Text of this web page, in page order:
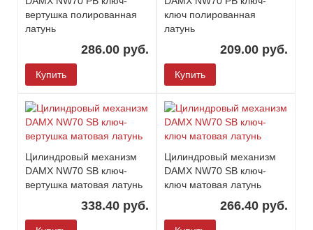
вертушка полированная
латунь
286.00 руб.
Купить
ключ полированная
латунь
209.00 руб.
Купить
Цилиндровый механизм
DAMX NW70 SB ключ-
вертушка матовая латунь
338.40 руб.
Цилиндровый механизм
DAMX NW70 SB ключ-
ключ матовая латунь
266.40 руб.